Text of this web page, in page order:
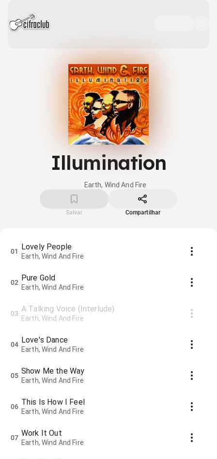
Illumination
Earth, Wind And Fire
Salvar Compartilhar
01 Lovely People
Earth, Wind And Fire
02 Pure Gold
Earth, Wind And Fire
03 A Talking Voice (Interlude)
Earth, Wind And Fire
04 Love's Dance
Earth, Wind And Fire
05 Show Me the Way
Earth, Wind And Fire
06 This Is How I Feel
Earth, Wind And Fire
07 Work It Out
Earth, Wind And Fire